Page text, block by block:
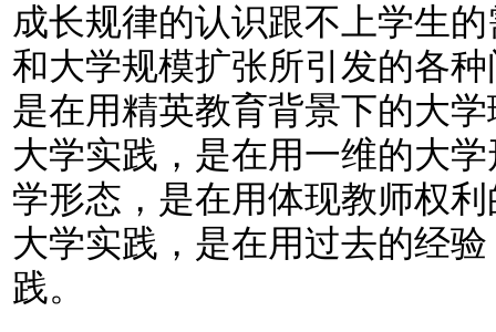
成长规律的认识跟不上学生
和大学规模扩张所引发的各
是在用精英教育背景下的大
大学实践，是在用一维的大
学形态，是在用体现教师权
大学实践，是在用过去的经
践。